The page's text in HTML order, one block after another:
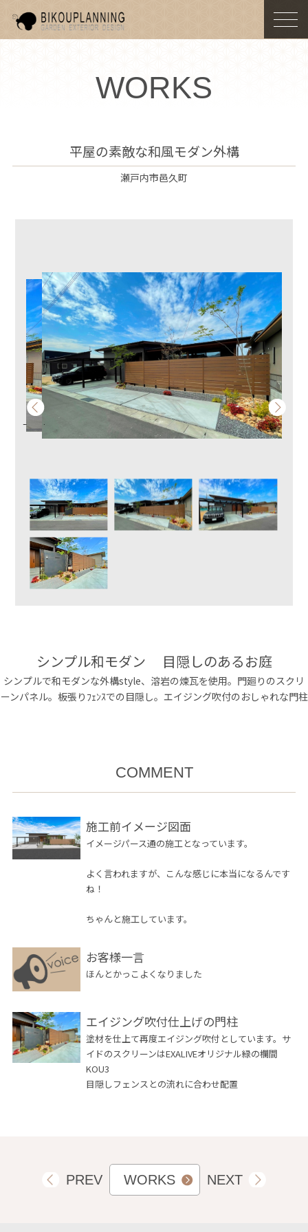
WORKS
平屋の素敵な和風モダン外構
瀬戸内市邑久町
Previous Next
シンプル和モダン 目隠しのあるお庭
シンプルで和モダンな外構style、溶岩の煉瓦を使用。門廻りのスクリ
ーンパネル。板張りﾌｪﾝｽでの目隠し。エイジング吹付のおしゃれな門柱
COMMENT
施工前イメージ図面
イメージパース通の施工となっています。
よく言われますが、こんな感じに本当になるんです
ね！
ちゃんと施工しています。
お客様一言
ほんとかっこよくなりました
エイジング吹付仕上げの門柱
塗材を仕上て再度エイジング吹付としています。サ
イドのスクリーンはEXALIVEオリジナル緑の欄間
KOU3
目隠しフェンスとの流れに合わせ配置
PREV WORKS NEXT